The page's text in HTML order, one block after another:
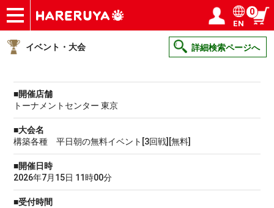
ショップ
買取
記事
デッキ検索
デッキ構築
選手一覧
店舗一覧
イベント
ヘルプ
お問い合わせ ログイン／会員登録
EN
0
イベント・大会 詳細検索ページへ
■開催店舗
トーナメントセンター 東京
■大会名
構築各種 平日朝の無料イベント[3回戦][無料]
■開催日時
2026年7月15日 11時00分
■受付時間